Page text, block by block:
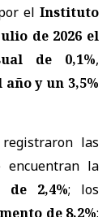
el Instituto
de 2026 el
de 0,1%,
y un 3,5%
las
encuentran la
2,4%; los
de 8,2%;